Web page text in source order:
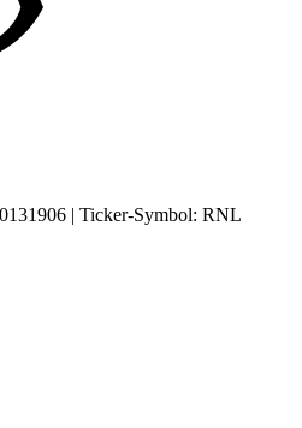
| Ticker-Symbol: RNL